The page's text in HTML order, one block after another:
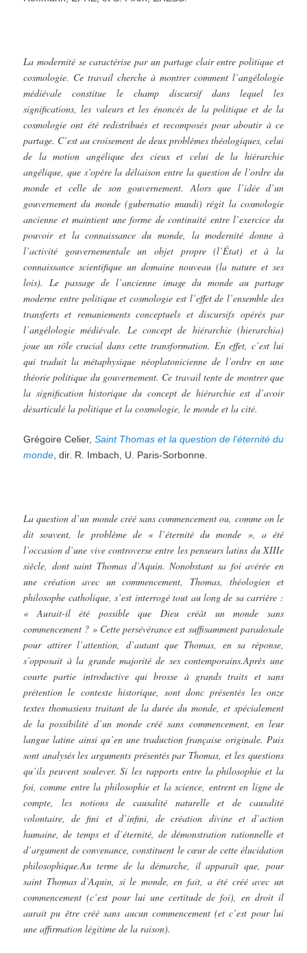
La modernité se caractérise par un partage clair entre politique et
cosmologie. Ce travail cherche à montrer comment l’angélologie
médiévale constitue le champ discursif dans lequel les
significations, les valeurs et les énoncés de la politique et de la
cosmologie ont été redistribués et recomposés pour aboutir à ce
partage. C’est au croisement de deux problèmes théologiques, celui
de la motion angélique des cieux et celui de la hiérarchie
angélique, que s’opère la déliaison entre la question de l’ordre du
monde et celle de son gouvernement. Alors que l’idée d’un
gouvernement du monde (gubernatio mundi) régit la cosmologie
ancienne et maintient une forme de continuité entre l’exercice du
pouvoir et la connaissance du monde, la modernité donne à
l’activité gouvernementale un objet propre (l’État) et à la
connaissance scientifique un domaine nouveau (la nature et ses
lois). Le passage de l’ancienne image du monde au partage
moderne entre politique et cosmologie est l’effet de l’ensemble des
transferts et remaniements conceptuels et discursifs opérés par
l’angélologie médiévale. Le concept de hiérarchie (hierarchia)
joue un rôle crucial dans cette transformation. En effet, c’est lui
qui traduit la métaphysique néoplatonicienne de l’ordre en une
théorie politique du gouvernement. Ce travail tente de montrer que
la signification historique du concept de hiérarchie est d’avoir
désarticulé la politique et la cosmologie, le monde et la cité.
Grégoire Celier,Saint Thomas et la question de l’éternité du
monde, dir. R. Imbach, U. Paris-Sorbonne.
La question d’un monde créé sans commencement ou, comme on le
dit souvent, le problème de « l’éternité du monde », a été
l’occasion d’une vive controverse entre les penseurs latins du XIIIe
siècle, dont saint Thomas d’Aquin. Nonobstant sa foi avérée en
une création avec un commencement, Thomas, théologien et
philosophe catholique, s’est interrogé tout au long de sa carrière :
« Aurait-il été possible que Dieu créât un monde sans
commencement ? » Cette persévérance est suffisamment paradoxale
pour attirer l’attention, d’autant que Thomas, en sa réponse,
s’opposait à la grande majorité de ses contemporains.Après une
courte partie introductive qui brosse à grands traits et sans
prétention le contexte historique, sont donc présentés les onze
textes thomasiens traitant de la durée du monde, et spécialement
de la possibilité d’un monde créé sans commencement, en leur
langue latine ainsi qu’en une traduction française originale. Puis
sont analysés les arguments présentés par Thomas, et les questions
qu’ils peuvent soulever. Si les rapports entre la philosophie et la
foi, comme entre la philosophie et la science, entrent en ligne de
compte, les notions de causalité naturelle et de causalité
volontaire, de fini et d’infini, de création divine et d’action
humaine, de temps et d’éternité, de démonstration rationnelle et
d’argument de convenance, constituent le cœur de cette élucidation
philosophique.Au terme de la démarche, il apparaît que, pour
saint Thomas d’Aquin, si le monde, en fait, a été créé avec un
commencement (c’est pour lui une certitude de foi), en droit il
aurait pu être créé sans aucun commencement (et c’est pour lui
une affirmation légitime de la raison).